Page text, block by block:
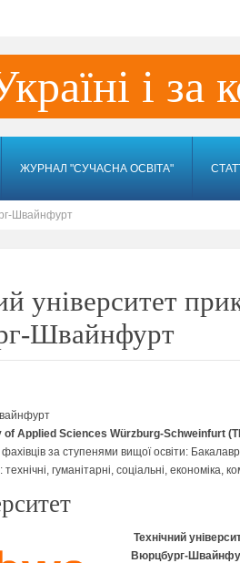
і за
ЖУРНАЛ "СУЧАСНА ОСВІТА"
Швайнфурт
університет
Швайнфурт
Applied Sciences Würzburg-Schweinfurt
фахівців за ступенями вищої освіти:
гуманітарні, соціальні, економіка,
Технiчний
Вюрцбург-